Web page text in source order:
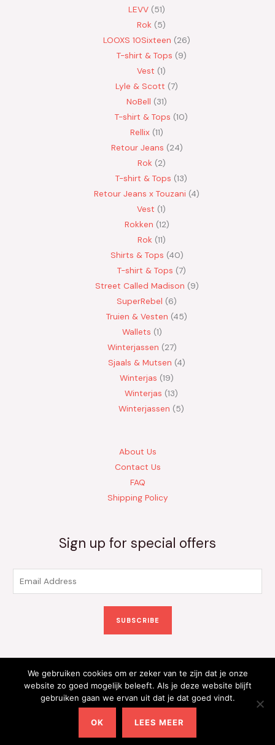
LEVV 51
Rok
5
LOOXS 10Sixteen
26
T-shirt & Tops 9
Vest 1
Lyle & Scott 7
NoBell
31
T-shirt & Tops 10
Rellix 11
Retour Jeans 24
Rok 2
T-shirt & Tops 13
Retour Jeans x Touzani 4
Vest 1
Rokken 12
Rok 11
Shirts & Tops 40
T-shirt & Tops 7
Street Called Madison 9
SuperRebel
6
Truien & Vesten 45
Wallets 1
Winterjassen
27
Sjaals & Mutsen 4
Winterjas 19
Winterjas 13
Winterjassen
5
About Us
Contact Us
FAQ
Shipping Policy
Sign up for special offers
m
SUBSCRIBE
Copyright © 2026 Kinderkleding Onlineshop | Powered by
Kinderkleding Onlineshop
We gebruiken cookies om er zeker van te zijn dat je onze
website zo goed mogelijk beleeft. Als je deze website blijft
gebruiken gaan we ervan uit dat je dat goed vindt.
OK LEES MEER